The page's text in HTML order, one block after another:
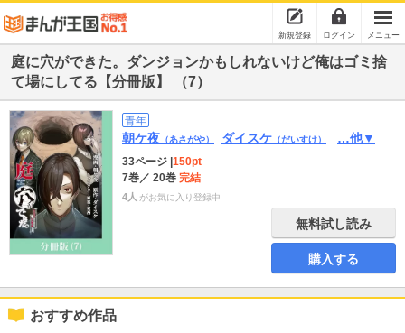
新規登録 ログイン メニュー
庭に穴ができた。ダンジョンかもしれないけど俺はゴミ捨
て場にしてる【分冊版】 （7）
青年
朝ケ夜 （あさがや） ダイスケ （だいすけ） …他▼
33ページ 150pt
7巻／ 20巻 完結
4人 がお気に入り登録中
無料試し読み
購入する
おすすめ作品